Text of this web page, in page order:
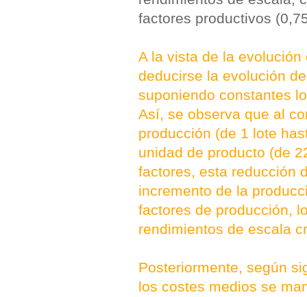
factores productivos
A la vista de la
deducirse la evolución
suponiendo constantes
Así, se observa que al
producción (de 1 lote
unidad de producto (de
factores, esta reducción
incremento de la
factores de producción,
rendimientos de escala
Posteriormente, según
los costes medios se